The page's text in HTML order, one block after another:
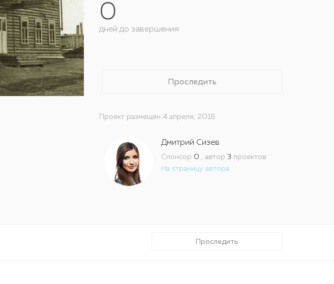
0
дней до завершения
Проследить
Проект размещён 4 апреля, 2018
Дмитрий Сизев
Спонсор 0 , автор 3 проектов
На страницу автора
Проследить